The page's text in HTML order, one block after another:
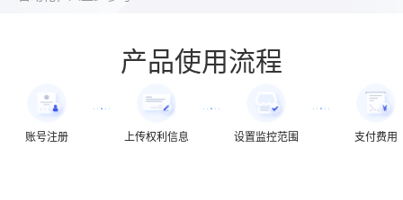
产品使用流程
账号注册 上传权利信息 设置监控范围 支付费用